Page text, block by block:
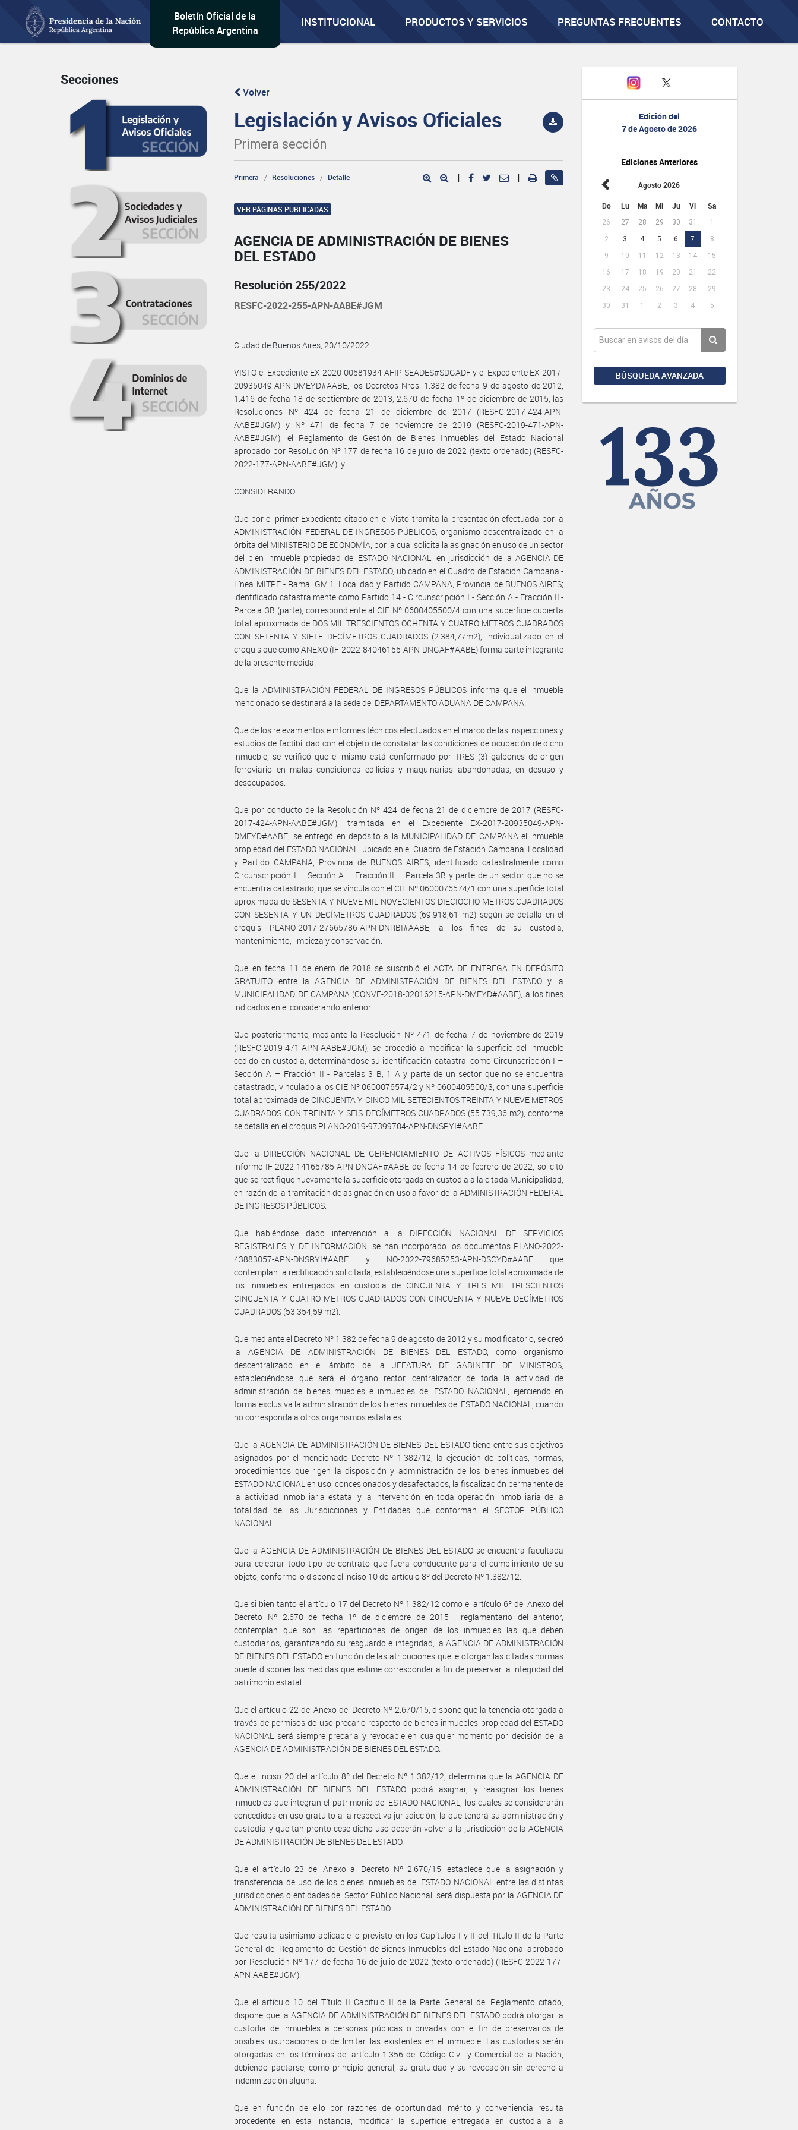
Boletín Oficial de la
República Argentina
INSTITUCIONAL PRODUCTOS Y SERVICIOS PREGUNTAS FRECUENTES CONTACTO
Edición del
7 de Agosto de 2026
Ediciones Anteriores
Agosto 2026
Do Lu Ma Mi Ju Vi Sa
26 27 28 29 30 31
1
2
3 4 5 6 7
8
9
10 11 12 13 14
15
16
17 18 19 20 21
22
23
24 25 26 27 28
29
30
31 1 2 3 4 5
BÚSQUEDA AVANZADA
Secciones
Volver
Legislación y Avisos Oficiales
Primera sección
Primera Resoluciones Detalle | |
VER PÁGINAS PUBLICADAS
AGENCIA DE ADMINISTRACIÓN DE BIENES
DEL ESTADO
Resolución 255/2022
RESFC-2022-255-APN-AABE#JGM
Ciudad de Buenos Aires, 20/10/2022
VISTO el Expediente EX-2020-00581934-AFIP-SEADES#SDGADF y el Expediente EX-2017-
20935049-APN-DMEYD#AABE, los Decretos Nros. 1.382 de fecha 9 de agosto de 2012,
1.416 de fecha 18 de septiembre de 2013, 2.670 de fecha 1º de diciembre de 2015, las
Resoluciones Nº 424 de fecha 21 de diciembre de 2017 (RESFC-2017-424-APN-
AABE#JGM) y Nº 471 de fecha 7 de noviembre de 2019 (RESFC-2019-471-APN-
AABE#JGM), el Reglamento de Gestión de Bienes Inmuebles del Estado Nacional
aprobado por Resolución Nº 177 de fecha 16 de julio de 2022 (texto ordenado) (RESFC-
2022-177-APN-AABE#JGM), y
CONSIDERANDO:
Que por el primer Expediente citado en el Visto tramita la presentación efectuada por la
ADMINISTRACIÓN FEDERAL DE INGRESOS PÚBLICOS, organismo descentralizado en la
órbita del MINISTERIO DE ECONOMÍA, por la cual solicita la asignación en uso de un sector
del bien inmueble propiedad del ESTADO NACIONAL, en jurisdicción de la AGENCIA DE
ADMINISTRACIÓN DE BIENES DEL ESTADO, ubicado en el Cuadro de Estación Campana -
Línea MITRE - Ramal GM.1, Localidad y Partido CAMPANA, Provincia de BUENOS AIRES;
identificado catastralmente como Partido 14 - Circunscripción I - Sección A - Fracción II -
Parcela 3B (parte), correspondiente al CIE Nº 0600405500/4 con una superficie cubierta
total aproximada de DOS MIL TRESCIENTOS OCHENTA Y CUATRO METROS CUADRADOS
CON SETENTA Y SIETE DECÍMETROS CUADRADOS (2.384,77m2), individualizado en el
croquis que como ANEXO (IF-2022-84046155-APN-DNGAF#AABE) forma parte integrante
de la presente medida.
Que la ADMINISTRACIÓN FEDERAL DE INGRESOS PÚBLICOS informa que el inmueble
mencionado se destinará a la sede del DEPARTAMENTO ADUANA DE CAMPANA.
Que de los relevamientos e informes técnicos efectuados en el marco de las inspecciones y
estudios de factibilidad con el objeto de constatar las condiciones de ocupación de dicho
inmueble, se verificó que el mismo está conformado por TRES (3) galpones de origen
ferroviario en malas condiciones edilicias y maquinarias abandonadas, en desuso y
desocupados.
Que por conducto de la Resolución Nº 424 de fecha 21 de diciembre de 2017 (RESFC-
2017-424-APN-AABE#JGM), tramitada en el Expediente EX-2017-20935049-APN-
DMEYD#AABE, se entregó en depósito a la MUNICIPALIDAD DE CAMPANA el inmueble
propiedad del ESTADO NACIONAL, ubicado en el Cuadro de Estación Campana, Localidad
y Partido CAMPANA, Provincia de BUENOS AIRES, identificado catastralmente como
Circunscripción I – Sección A – Fracción II – Parcela 3B y parte de un sector que no se
encuentra catastrado, que se vincula con el CIE Nº 0600076574/1 con una superficie total
aproximada de SESENTA Y NUEVE MIL NOVECIENTOS DIECIOCHO METROS CUADRADOS
CON SESENTA Y UN DECÍMETROS CUADRADOS (69.918,61 m2) según se detalla en el
croquis PLANO-2017-27665786-APN-DNRBI#AABE, a los fines de su custodia,
mantenimiento, limpieza y conservación.
Que en fecha 11 de enero de 2018 se suscribió el ACTA DE ENTREGA EN DEPÓSITO
GRATUITO entre la AGENCIA DE ADMINISTRACIÓN DE BIENES DEL ESTADO y la
MUNICIPALIDAD DE CAMPANA (CONVE-2018-02016215-APN-DMEYD#AABE), a los fines
indicados en el considerando anterior.
Que posteriormente, mediante la Resolución Nº 471 de fecha 7 de noviembre de 2019
(RESFC-2019-471-APN-AABE#JGM), se procedió a modificar la superficie del inmueble
cedido en custodia, determinándose su identificación catastral como Circunscripción I –
Sección A – Fracción II - Parcelas 3 B, 1 A y parte de un sector que no se encuentra
catastrado, vinculado a los CIE Nº 0600076574/2 y Nº 0600405500/3, con una superficie
total aproximada de CINCUENTA Y CINCO MIL SETECIENTOS TREINTA Y NUEVE METROS
CUADRADOS CON TREINTA Y SEIS DECÍMETROS CUADRADOS (55.739,36 m2), conforme
se detalla en el croquis PLANO-2019-97399704-APN-DNSRYI#AABE.
Que la DIRECCIÓN NACIONAL DE GERENCIAMIENTO DE ACTIVOS FÍSICOS mediante
informe IF-2022-14165785-APN-DNGAF#AABE de fecha 14 de febrero de 2022, solicitó
que se rectifique nuevamente la superficie otorgada en custodia a la citada Municipalidad,
en razón de la tramitación de asignación en uso a favor de la ADMINISTRACIÓN FEDERAL
DE INGRESOS PÚBLICOS.
Que habiéndose dado intervención a la DIRECCIÓN NACIONAL DE SERVICIOS
REGISTRALES Y DE INFORMACIÓN, se han incorporado los documentos PLANO-2022-
43883057-APN-DNSRYI#AABE y NO-2022-79685253-APN-DSCYD#AABE que
contemplan la rectificación solicitada, estableciéndose una superficie total aproximada de
los inmuebles entregados en custodia de CINCUENTA Y TRES MIL TRESCIENTOS
CINCUENTA Y CUATRO METROS CUADRADOS CON CINCUENTA Y NUEVE DECÍMETROS
CUADRADOS (53.354,59 m2).
Que mediante el Decreto Nº 1.382 de fecha 9 de agosto de 2012 y su modificatorio, se creó
la AGENCIA DE ADMINISTRACIÓN DE BIENES DEL ESTADO, como organismo
descentralizado en el ámbito de la JEFATURA DE GABINETE DE MINISTROS,
estableciéndose que será el órgano rector, centralizador de toda la actividad de
administración de bienes muebles e inmuebles del ESTADO NACIONAL, ejerciendo en
forma exclusiva la administración de los bienes inmuebles del ESTADO NACIONAL, cuando
no corresponda a otros organismos estatales.
Que la AGENCIA DE ADMINISTRACIÓN DE BIENES DEL ESTADO tiene entre sus objetivos
asignados por el mencionado Decreto Nº 1.382/12, la ejecución de políticas, normas,
procedimientos que rigen la disposición y administración de los bienes inmuebles del
ESTADO NACIONAL en uso, concesionados y desafectados, la fiscalización permanente de
la actividad inmobiliaria estatal y la intervención en toda operación inmobiliaria de la
totalidad de las Jurisdicciones y Entidades que conforman el SECTOR PÚBLICO
NACIONAL.
Que la AGENCIA DE ADMINISTRACIÓN DE BIENES DEL ESTADO se encuentra facultada
para celebrar todo tipo de contrato que fuera conducente para el cumplimiento de su
objeto, conforme lo dispone el inciso 10 del artículo 8º del Decreto Nº 1.382/12.
Que si bien tanto el artículo 17 del Decreto Nº 1.382/12 como el artículo 6º del Anexo del
Decreto Nº 2.670 de fecha 1º de diciembre de 2015 , reglamentario del anterior,
contemplan que son las reparticiones de origen de los inmuebles las que deben
custodiarlos, garantizando su resguardo e integridad, la AGENCIA DE ADMINISTRACIÓN
DE BIENES DEL ESTADO en función de las atribuciones que le otorgan las citadas normas
puede disponer las medidas que estime corresponder a fin de preservar la integridad del
patrimonio estatal.
Que el artículo 22 del Anexo del Decreto Nº 2.670/15, dispone que la tenencia otorgada a
través de permisos de uso precario respecto de bienes inmuebles propiedad del ESTADO
NACIONAL será siempre precaria y revocable en cualquier momento por decisión de la
AGENCIA DE ADMINISTRACIÓN DE BIENES DEL ESTADO.
Que el inciso 20 del artículo 8º del Decreto Nº 1.382/12, determina que la AGENCIA DE
ADMINISTRACIÓN DE BIENES DEL ESTADO podrá asignar, y reasignar los bienes
inmuebles que integran el patrimonio del ESTADO NACIONAL, los cuales se considerarán
concedidos en uso gratuito a la respectiva jurisdicción, la que tendrá su administración y
custodia y que tan pronto cese dicho uso deberán volver a la jurisdicción de la AGENCIA
DE ADMINISTRACIÓN DE BIENES DEL ESTADO.
Que el artículo 23 del Anexo al Decreto Nº 2.670/15, establece que la asignación y
transferencia de uso de los bienes inmuebles del ESTADO NACIONAL entre las distintas
jurisdicciones o entidades del Sector Público Nacional, será dispuesta por la AGENCIA DE
ADMINISTRACIÓN DE BIENES DEL ESTADO.
Que resulta asimismo aplicable lo previsto en los Capítulos I y II del Título II de la Parte
General del Reglamento de Gestión de Bienes Inmuebles del Estado Nacional aprobado
por Resolución Nº 177 de fecha 16 de julio de 2022 (texto ordenado) (RESFC-2022-177-
APN-AABE#JGM).
Que el artículo 10 del Título II Capítulo II de la Parte General del Reglamento citado,
dispone que la AGENCIA DE ADMINISTRACIÓN DE BIENES DEL ESTADO podrá otorgar la
custodia de inmuebles a personas públicas o privadas con el fin de preservarlos de
posibles usurpaciones o de limitar las existentes en el inmueble. Las custodias serán
otorgadas en los términos del artículo 1.356 del Código Civil y Comercial de la Nación,
debiendo pactarse, como principio general, su gratuidad y su revocación sin derecho a
indemnización alguna.
Que en función de ello por razones de oportunidad, mérito y conveniencia resulta
procedente en esta instancia, modificar la superficie entregada en custodia a la